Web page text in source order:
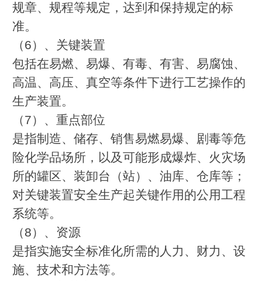
规章、规程等规定，达到和保持规定的标
准。
（6）、关键装置
包括在易燃、易爆、有毒、有害、易腐蚀、
高温、高压、真空等条件下进行工艺操作的
生产装置。
（7）、重点部位
是指制造、储存、销售易燃易爆、剧毒等危
险化学品场所，以及可能形成爆炸、火灾场
所的罐区、装卸台（站）、油库、仓库等；
对关键装置安全生产起关键作用的公用工程
系统等。
（8）、资源
是指实施安全标准化所需的人力、财力、设
施、技术和方法等。